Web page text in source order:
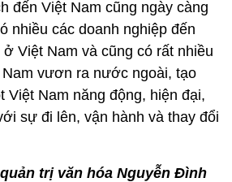
đến Việt Nam cũng ngày càng
nhiều các doanh nghiệp đến
Việt Nam và cũng có rất nhiều
vươn ra nước ngoài, tạo
Việt Nam năng động, hiện đại,
sự đi lên, vận hành và thay đổi
trị văn hóa Nguyễn Đình